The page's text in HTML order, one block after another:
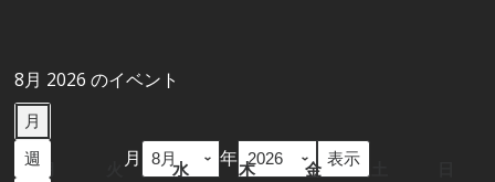
8月 2026 のイベント
月
週
月 年
月
火
水水
木木
金金